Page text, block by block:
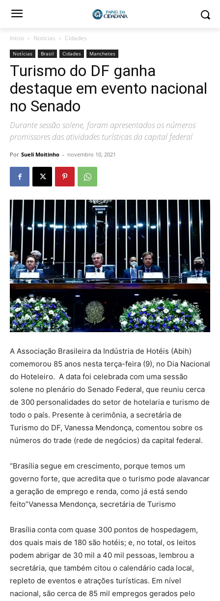
Início Notícias Cidades
Notícias Brasil Cidades Manchetes
Turismo do DF ganha
destaque em evento nacional
no Senado
Durante sessão solene, foram apresentados os números
promissores das atividades turísticas da capital federal
Por Sueli Moitinho - novembro 10, 2021
A Associação Brasileira da Indústria de Hotéis (Abih)
comemorou 85 anos nesta terça-feira (9), no Dia Nacional
do Hoteleiro. A data foi celebrada com uma sessão
solene no plenário do Senado Federal, que reuniu cerca
de 300 personalidades do setor de hotelaria e turismo de
todo o país. Presente à cerimônia, a secretária de
Turismo do DF, Vanessa Mendonça, comentou sobre os
números do trade (rede de negócios) da capital federal.
“Brasília segue em crescimento, porque temos um
governo forte, que acredita que o turismo pode alavancar
a geração de emprego e renda, como já está sendo
feito”Vanessa Mendonça, secretária de Turismo
Brasília conta com quase 300 pontos de hospedagem,
dos quais mais de 180 são hotéis; e, no total, os leitos
podem abrigar de 30 mil a 40 mil pessoas, lembrou a
secretária, que também citou o calendário cada local,
repleto de eventos e atrações turísticas. Em nível
nacional, são cerca de 85 mil empregos gerados pelo